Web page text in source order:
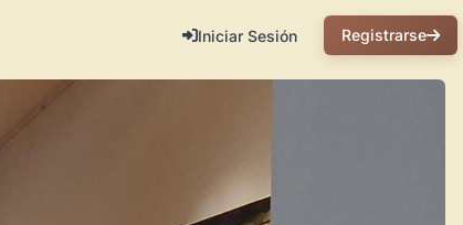
Iniciar Sesión Registrarse